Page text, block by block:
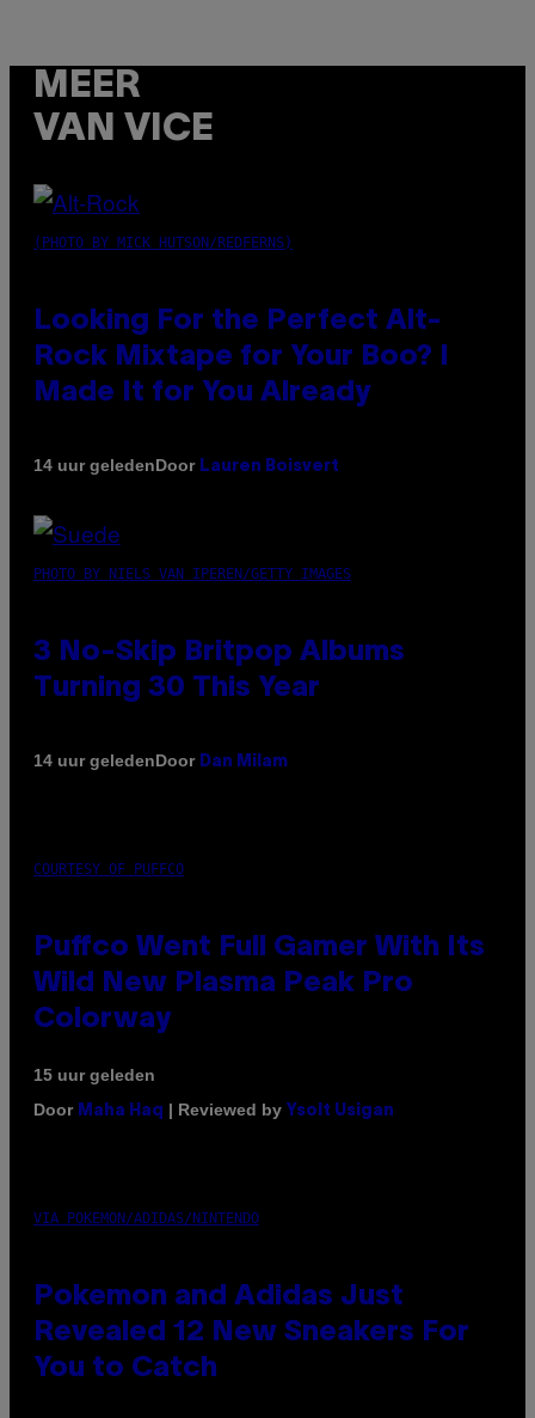
MEER
VAN VICE
(PHOTO BY MICK HUTSON/REDFERNS)
Looking For the Perfect Alt-
Rock Mixtape for Your Boo? I
Made It for You Already
14 uur geledenDoor Lauren Boisvert
PHOTO BY NIELS VAN IPEREN/GETTY IMAGES
3 No-Skip Britpop Albums
Turning 30 This Year
14 uur geledenDoor Dan Milam
COURTESY OF PUFFCO
Puffco Went Full Gamer With Its
Wild New Plasma Peak Pro
Colorway
15 uur geleden
Door Maha Haq | Reviewed by Ysolt Usigan
VIA POKEMON/ADIDAS/NINTENDO
Pokemon and Adidas Just
Revealed 12 New Sneakers For
You to Catch